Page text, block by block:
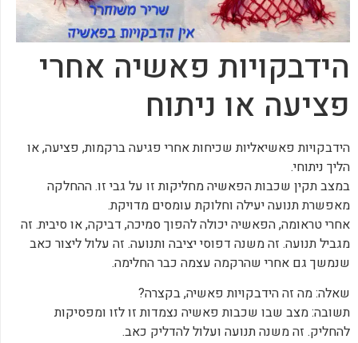
הידבקויות פאשיה אחרי
פציעה או ניתוח
‏הידבקויות פאשיאליות שכיחות אחרי פגיעה ברקמות, פציעה, או
הליך ניתוחי.
‏במצב תקין שכבות הפאשיה מחליקות זו על גבי זו. ההחלקה
מאפשרת תנועה יעילה וחלוקת עומסים מדויקת.
‏אחרי טראומה, הפאשיה יכולה להפוך סמיכה, דביקה, או סיבית. זה
מגביל תנועה. זה משנה דפוסי יציבה ותנועה. זה עלול ליצור כאב
שנמשך גם אחרי שהרקמה עצמה כבר החלימה.
‏שאלה: מה זה הידבקויות פאשיה, בקצרה?
‏תשובה: מצב שבו שכבות פאשיה נצמדות זו לזו ומפסיקות
להחליק. זה משנה תנועה ועלול להדליק כאב.